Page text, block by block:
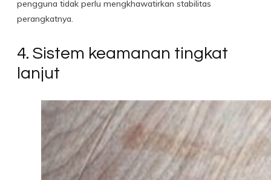
pengguna tidak perlu mengkhawatirkan stabilitas
perangkatnya.
4. Sistem keamanan tingkat
lanjut